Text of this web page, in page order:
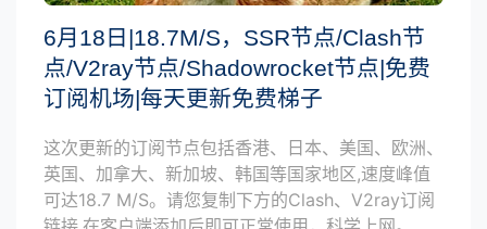
6月18日|18.7M/S，SSR节点/Clash节
点/V2ray节点/Shadowrocket节点|免费
订阅机场|每天更新免费梯子
这次更新的订阅节点包括香港、日本、美国、欧洲、
英国、加拿大、新加坡、韩国等国家地区,速度峰值
可达18.7 M/S。请您复制下方的Clash、V2ray订阅